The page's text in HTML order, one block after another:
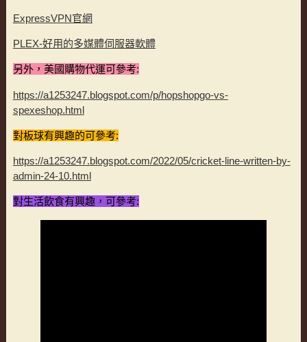
ExpressVPN官網
PLEX-好用的多媒體伺服器軟體
另外，美國購物代運可參考:
https://a1253247.blogspot.com/p/hopshopgo-vs-
spexeshop.html
對板球有興趣的可參考:
https://a1253247.blogspot.com/2022/05/cricket-line-written-by-
admin-24-10.html
對生活飲食有興趣，可參考: